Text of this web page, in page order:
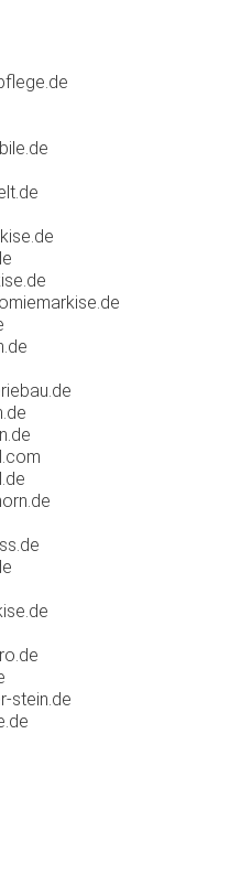
stein.de